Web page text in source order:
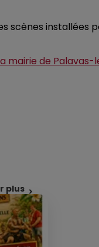
scènes installées
mairie de Palavas-
plus